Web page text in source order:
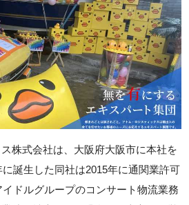
株式会社は、大阪府大阪市に本社を
誕生した同社は2015年に通関業許可
ドルグループのコンサート物流業務